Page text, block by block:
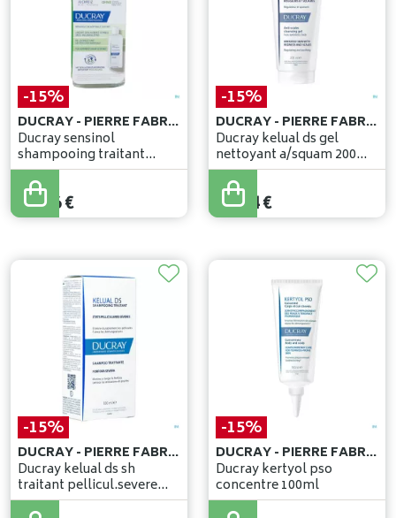
-15%
DUCRAY - PIERRE FABRE BENELUX
Ducray sensinol
shampooing traitant
200ml
16,90
14,36€
-15%
DUCRAY - PIERRE FABRE BENELUX
Ducray kelual ds gel
nettoyant a/squam 200ml
nf
16,99
14,44€
-15%
DUCRAY - PIERRE FABRE BENELUX
Ducray kelual ds sh
traitant pellicul.severe
100ml
-15%
DUCRAY - PIERRE FABRE BENELUX
Ducray kertyol pso
concentre 100ml